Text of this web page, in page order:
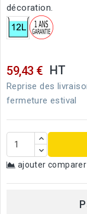
décoration.
59,43 € HT
Reprise des
fermeture estival
ajouter comparer